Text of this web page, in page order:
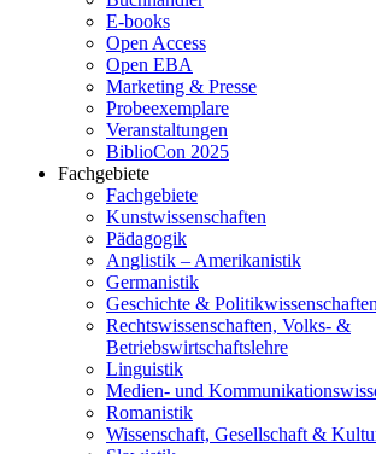
E-books
Open Access
Open EBA
Marketing & Presse
Probeexemplare
Veranstaltungen
BiblioCon 2025
Fachgebiete
Fachgebiete
Kunstwissenschaften
Pädagogik
Anglistik – Amerikanistik
Germanistik
Geschichte & Politikwissenschaften
Rechtswissenschaften, Volks- &
Betriebswirtschaftslehre
Linguistik
Medien- und
Romanistik
Wissenschaft, Gesellschaft &